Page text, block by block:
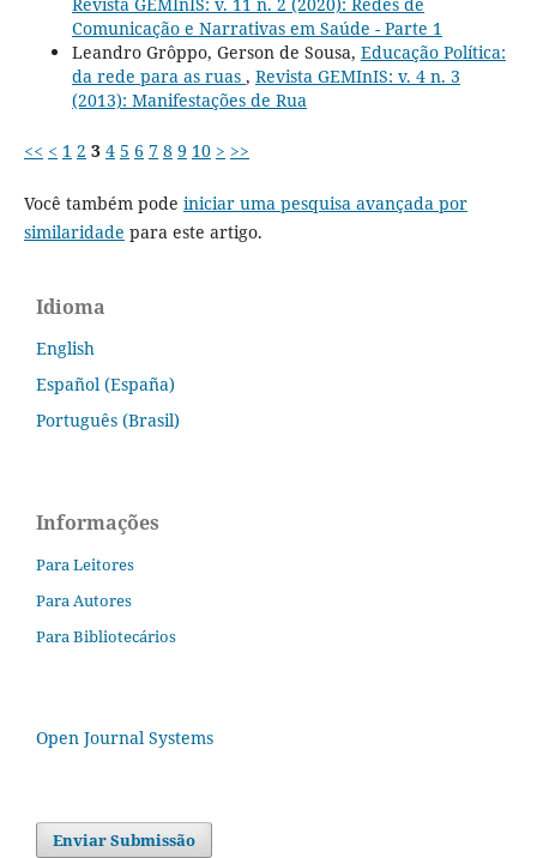
Comunicação e Narrativas em Saúde - Parte 1
Leandro Grôppo, Gerson de Sousa, Educação Política:
da rede para as ruas , Revista GEMInIS: v. 4 n. 3
(2013): Manifestações de Rua
<< < 1 2 3 4 5 6 7 8 9 10 > >>
Você também pode iniciar uma pesquisa avançada por
similaridade para este artigo.
Idioma
English
Español (España)
Português (Brasil)
Informações
Para Leitores
Para Autores
Para Bibliotecários
Open Journal Systems
Enviar Submissão